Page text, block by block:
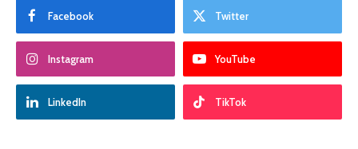
Facebook Twitter
Instagram YouTube
LinkedIn TikTok